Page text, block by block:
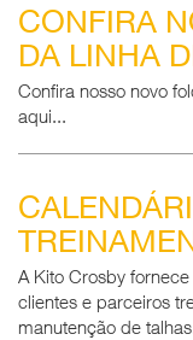
CONFIRA
DA LINHA
Confira nosso novo
aqui...
A Kito Crosby
clientes e parceiros
manutenção de